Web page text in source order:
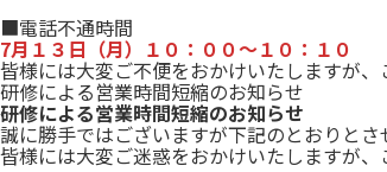
■電話不通時間
7月１３日（月）１０：００～１０：１０
皆様には大変ご不便をおかけいたしますが、
研修による営業時間短縮のお知らせ
研修による営業時間短縮のお知らせ
誠に勝手ではございますが下記のとおりとさ
皆様には大変ご迷惑をおかけいたしますが、